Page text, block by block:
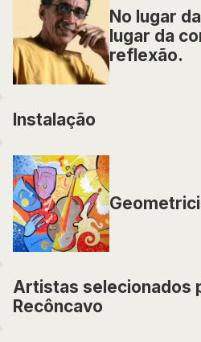
No lugar
lugar da
reflexão.
Instalação
Artistas selecionados
Recôncavo